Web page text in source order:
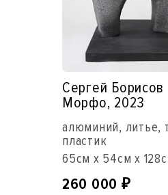
Сергей Борисов
Морфо, 2023
алюминий, литье,
пластик
65см x 54см x
260 000 ₽